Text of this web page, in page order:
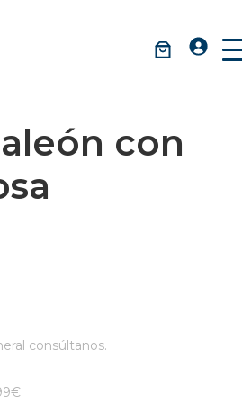
con
consúltanos.